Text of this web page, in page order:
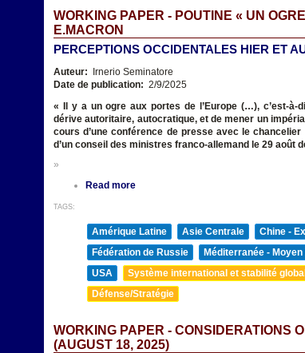
WORKING PAPER - POUTINE « UN
E.MACRON
PERCEPTIONS OCCIDENTALES HIER ET
Auteur: Irnerio Seminatore
Date de publication: 2/9/2025
« Il y a un ogre aux portes de l’Europe (…), c’est-à-
dérive autoritaire, autocratique, et de mener un
cours d’une conférence de presse avec le chancelier
d’un conseil des ministres franco-allemand le 29 août
»
Read more
TAGS:
Amérique Latine Asie Centrale Chine -
Fédération de Russie
Méditerranée -
USA
Système international et stabilité
Défense/Stratégie
WORKING PAPER - CONSIDERATIONS
(AUGUST 18, 2025)